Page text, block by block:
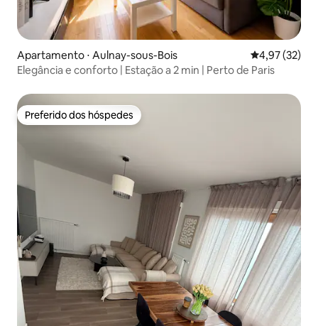
Apartamento ⋅ Aulnay-sous-Bois 4,97 de uma
4,97 (32)
Elegância e conforto | Estação a 2 min | Perto de Paris
Preferido dos hóspedes
Preferido dos hóspedes